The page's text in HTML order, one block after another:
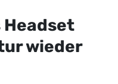
Headset
wieder